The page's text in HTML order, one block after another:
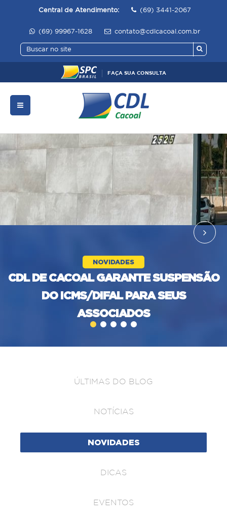
Central de Atendimento: (69) 3441-2067
(69) 99967-1628 contato@cdlcacoal.com.br
FAÇA SUA CONSULTA
NOVIDADES
CDL DE CACOAL GARANTE SUSPENSÃO
DO ICMS/DIFAL PARA SEUS
ASSOCIADOS
ÚLTIMAS DO BLOG
NOTÍCIAS
NOVIDADES
DICAS
EVENTOS